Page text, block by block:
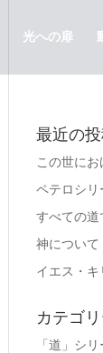
光への扉
最近の
この世に
ペテロシリ
すべての道
神について
イエス・キ
カテゴ
「道」シ